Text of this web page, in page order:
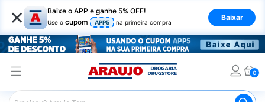
× Baixe o APP e ganhe 5% OFF!
Use o cupom APP5 na primeira compra
Baixar
0